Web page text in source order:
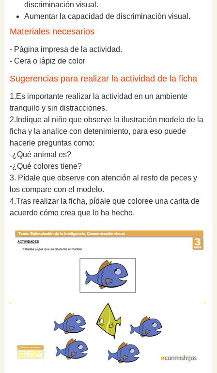
discriminación visual.
Aumentar la capacidad de discriminación visual.
Materiales necesarios
- Página impresa de la actividad.
- Cera o lápiz de color
Sugerencias para realizar la actividad de la ficha
1.Es importante realizar la actividad en un ambiente
tranquilo y sin distracciones.
2.Indique al niño que observe la ilustración modelo de la
ficha y la analice con detenimiento, para eso puede
hacerle preguntas como:
-¿Qué animal es?
-¿Qué colores tiene?
3. Pídale que observe con atención al resto de peces y
los compare con el modelo.
4.Tras realizar la ficha, pídale que coloree una carita de
acuerdo cómo crea que lo ha hecho.